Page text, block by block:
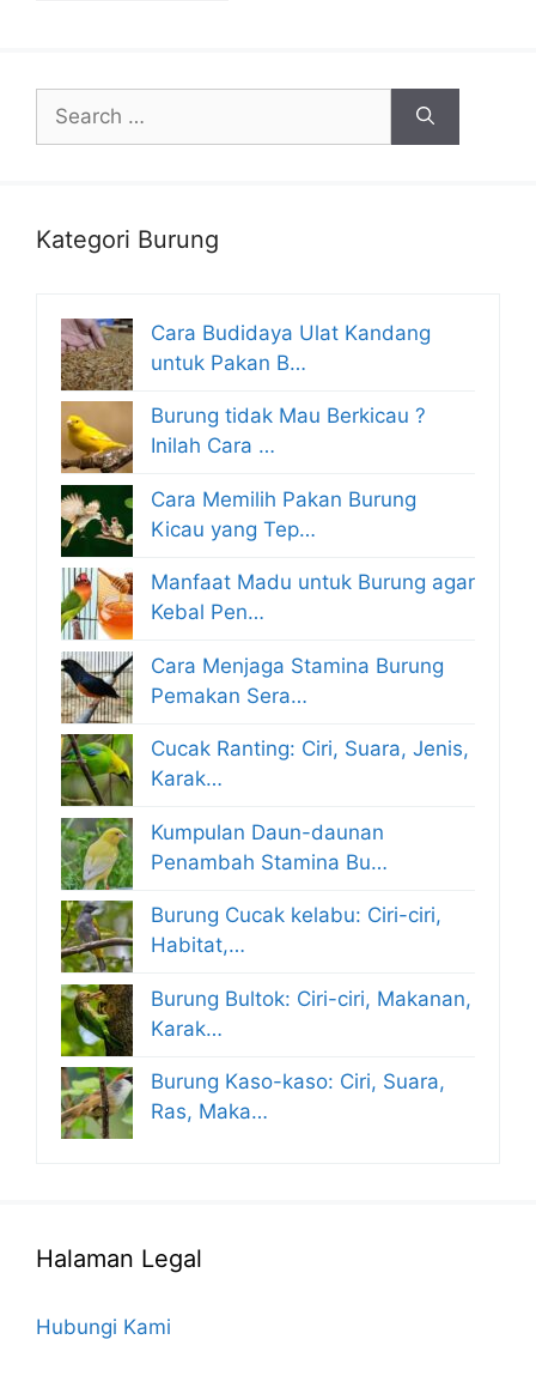
for:
Kategori Burung
Cara Budidaya Ulat Kandang
untuk Pakan B…
Burung tidak Mau Berkicau ?
Inilah Cara …
Cara Memilih Pakan Burung
Kicau yang Tep…
Manfaat Madu untuk Burung agar
Kebal Pen…
Cara Menjaga Stamina Burung
Pemakan Sera…
Cucak Ranting: Ciri, Suara, Jenis,
Karak…
Kumpulan Daun-daunan
Penambah Stamina Bu…
Burung Cucak kelabu: Ciri-ciri,
Habitat,…
Burung Bultok: Ciri-ciri, Makanan,
Karak…
Burung Kaso-kaso: Ciri, Suara,
Ras, Maka…
Halaman Legal
Hubungi Kami